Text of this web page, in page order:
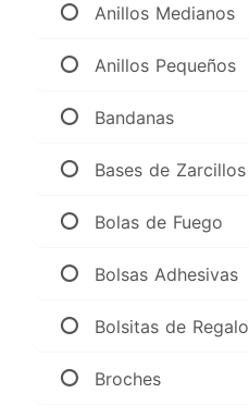
Anillos Medianos
Anillos Pequeños
Bandanas
Bases de Zarcillos
Bolas de Fuego
Bolsas Adhesivas
Bolsitas de Regalo
Broches